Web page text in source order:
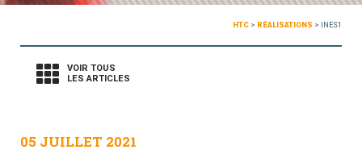
HTC > RÉALISATIONS > INES1
VOIR TOUS
LES ARTICLES
05 JUILLET 2021